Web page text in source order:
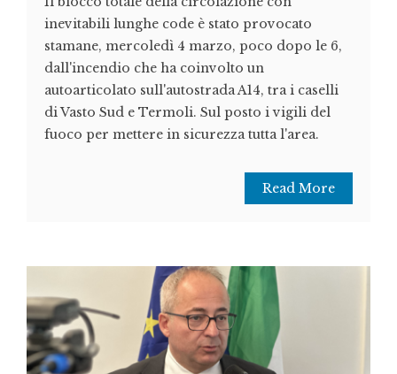
inevitabili lunghe code è stato provocato
stamane, mercoledì 4 marzo, poco dopo le 6,
dall'incendio che ha coinvolto un
autoarticolato sull'autostrada A14, tra i caselli
di Vasto Sud e Termoli. Sul posto i vigili del
fuoco per mettere in sicurezza tutta l'area.
Read More